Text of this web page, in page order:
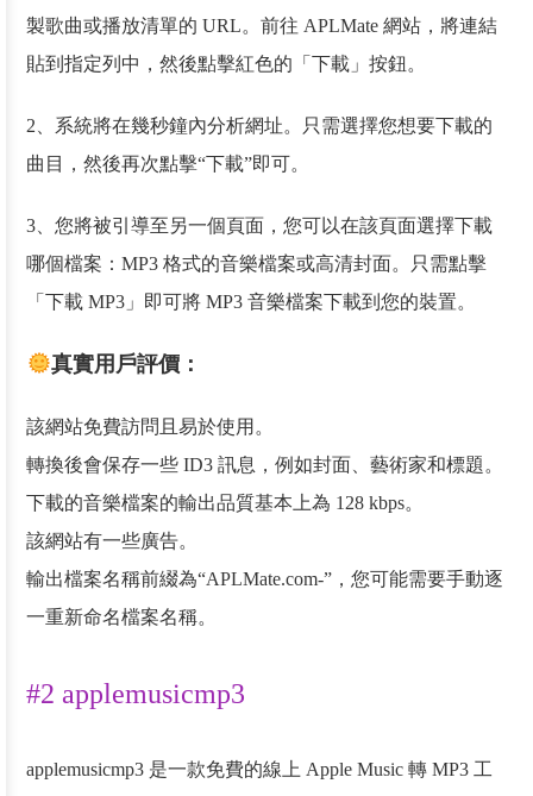
製歌曲或播放清單的 URL。前往 APLMate 網站，將連結
貼到指定列中，然後點擊紅色的「下載」按鈕。
2、系統將在幾秒鐘內分析網址。只需選擇您想要下載的
曲目，然後再次點擊“下載”即可。
3、您將被引導至另一個頁面，您可以在該頁面選擇下載
哪個檔案：MP3 格式的音樂檔案或高清封面。只需點擊
「下載 MP3」即可將 MP3 音樂檔案下載到您的裝置。
真實用戶評價：
該網站免費訪問且易於使用。
轉換後會保存一些 ID3 訊息，例如封面、藝術家和標題。
下載的音樂檔案的輸出品質基本上為 128 kbps。
該網站有一些廣告。
輸出檔案名稱前綴為“APLMate.com-”，您可能需要手動逐
一重新命名檔案名稱。
#2 applemusicmp3
applemusicmp3 是一款免費的線上 Apple Music 轉 MP3 工